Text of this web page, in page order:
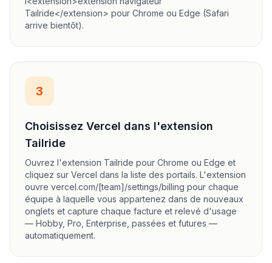
Tailride</extension> pour Chrome ou Edge (Safari
arrive bientôt).
3
Choisissez Vercel dans l'extension
Tailride
Ouvrez l'extension Tailride pour Chrome ou Edge et
cliquez sur Vercel dans la liste des portails. L'extension
ouvre vercel.com/[team]/settings/billing pour chaque
équipe à laquelle vous appartenez dans de nouveaux
onglets et capture chaque facture et relevé d'usage
— Hobby, Pro, Enterprise, passées et futures —
automatiquement.